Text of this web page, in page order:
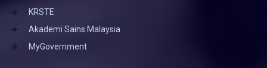
KRSTE
Akademi Sains Malaysia
MyGovernment